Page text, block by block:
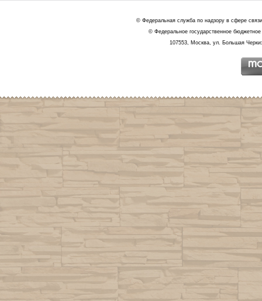
© Федеральная служба по надзору в сфере
© Федеральное государственное
107553, Москва, ул. Большая